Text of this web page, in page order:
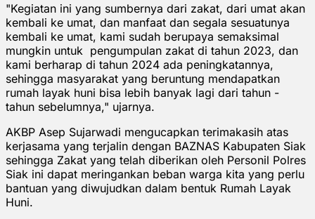
"Kegiatan ini yang sumbernya dari zakat, dari umat akan
kembali ke umat, dan manfaat dan segala sesuatunya
kembali ke umat, kami sudah berupaya semaksimal
mungkin untuk pengumpulan zakat di tahun 2023, dan
kami berharap di tahun 2024 ada peningkatannya,
sehingga masyarakat yang beruntung mendapatkan
rumah layak huni bisa lebih banyak lagi dari tahun -
tahun sebelumnya," ujarnya.
AKBP Asep Sujarwadi mengucapkan terimakasih atas
kerjasama yang terjalin dengan BAZNAS Kabupaten Siak
sehingga Zakat yang telah diberikan oleh Personil Polres
Siak ini dapat meringankan beban warga kita yang perlu
bantuan yang diwujudkan dalam bentuk Rumah Layak
Huni.